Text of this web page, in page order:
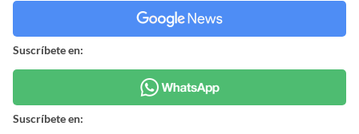
Suscríbete en:
Suscríbete en: